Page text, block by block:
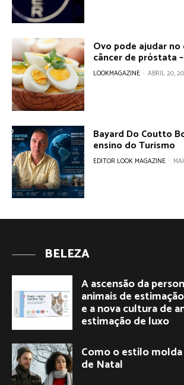
Ovo pode ajudar
câncer de próstata
LOOKMAGAZINE - ABRIL 20,
Bayard Do Coutto
ensino do Turismo
EDITOR LOOK MAGAZINE -
BELEZA
A ascensão da
animais de
e a nova cultura de
estimação de luxo
Como o estilo
de Natal